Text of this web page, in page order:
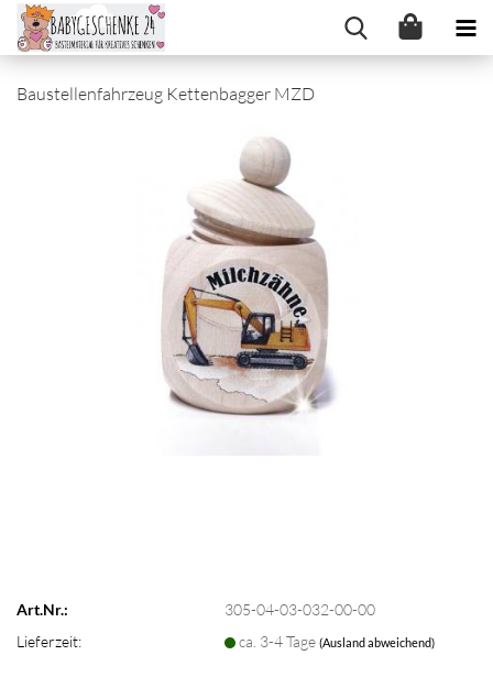
Baustellenfahrzeug Kettenbagger MZD
Art.Nr.:
305-04-03-032-00-00
Lieferzeit:
ca. 3-4 Tage(Ausland abweichend)